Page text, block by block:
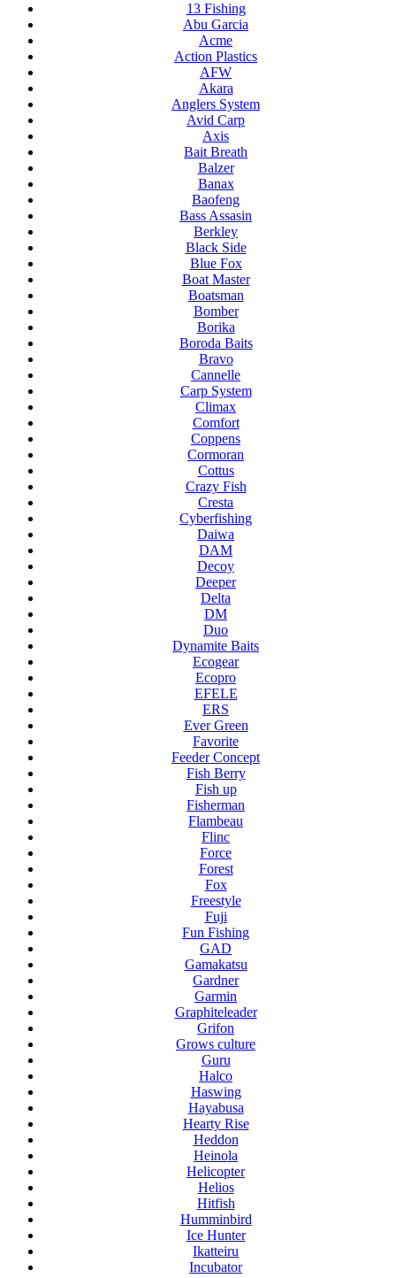
13 Fishing
Abu Garcia
Acme
Action Plastics
AFW
Akara
Anglers System
Avid Carp
Axis
Bait Breath
Balzer
Banax
Baofeng
Bass Assasin
Berkley
Black Side
Blue Fox
Boat Master
Boatsman
Bomber
Borika
Boroda Baits
Bravo
Cannelle
Carp System
Climax
Comfort
Coppens
Cormoran
Cottus
Crazy Fish
Cresta
Cyberfishing
Daiwa
DAM
Decoy
Deeper
Delta
DM
Duo
Dynamite Baits
Ecogear
Ecopro
EFELE
ERS
Ever Green
Favorite
Feeder Concept
Fish Berry
Fish up
Fisherman
Flambeau
Flinc
Force
Forest
Fox
Freestyle
Fuji
Fun Fishing
GAD
Gamakatsu
Gardner
Garmin
Graphiteleader
Grifon
Grows culture
Guru
Halco
Haswing
Hayabusa
Hearty Rise
Heddon
Heinola
Helicopter
Helios
Hitfish
Humminbird
Ice Hunter
Ikatteiru
Incubator